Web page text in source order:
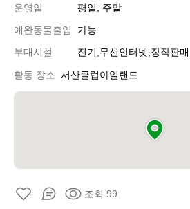
운영일
평일, 주말
애완동물출입
가능
부대시설
전기,무선인터넷,장작판
활동 장소 서산클럽아일랜드
조회 99